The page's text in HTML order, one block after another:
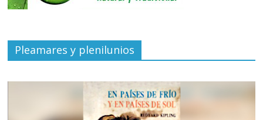
Pleamares y plenilunios